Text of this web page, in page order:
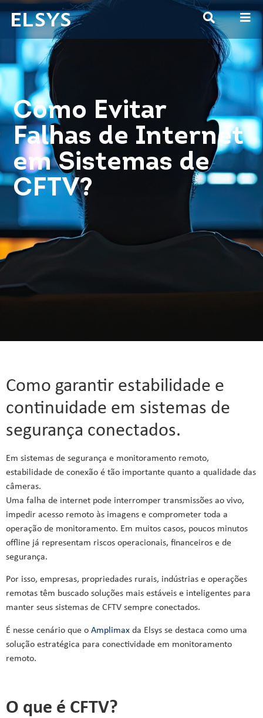
Como Evitar
Falhas de Internet
em Sistemas de
CFTV?
Como garantir estabilidade e
continuidade em sistemas de
segurança conectados.
Em sistemas de segurança e monitoramento remoto,
estabilidade de conexão é tão importante quanto a qualidade das
câmeras.
Uma falha de internet pode interromper transmissões ao vivo,
impedir acesso remoto às imagens e comprometer toda a
operação de monitoramento. Em muitos casos, poucos minutos
offline já representam riscos operacionais, financeiros e de
segurança.
Por isso, empresas, propriedades rurais, indústrias e operações
remotas têm buscado soluções mais estáveis e inteligentes para
manter seus sistemas de CFTV sempre conectados.
É nesse cenário que o Amplimax da Elsys se destaca como uma
solução estratégica para conectividade em monitoramento
remoto.
O que é CFTV?